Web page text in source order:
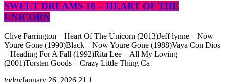
SWEET DREAMS 18 – HEART OF THE
UNICORN
Clive Farrington – Heart Of The Unicorn (2013)Jeff lynne – Now
Youre Gone (1990)Black – Now Youre Gone (1988)Vaya Con Dios
– Heading For A Fall (1992)Rita Lee – All My Loving
(2001)Torsten Goods – Crazy Little Thing Ca
todayJanuary 26, 2026 21 1